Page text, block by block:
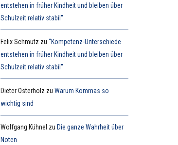
entstehen in früher Kindheit und bleiben über
Schulzeit relativ stabil”
Felix Schmutz zu“Kompetenz-Unterschiede
entstehen in früher Kindheit und bleiben über
Schulzeit relativ stabil”
Dieter Osterholz zuWarum Kommas so
wichtig sind
Wolfgang Kühnel zu Die ganze Wahrheit über
Noten